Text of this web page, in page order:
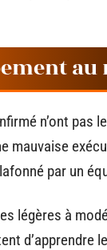
n’ont pas
mauvaise
par un
légères à
d’apprendre